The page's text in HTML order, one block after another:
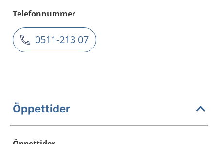
Telefonnummer
0511-213 07
Öppettider